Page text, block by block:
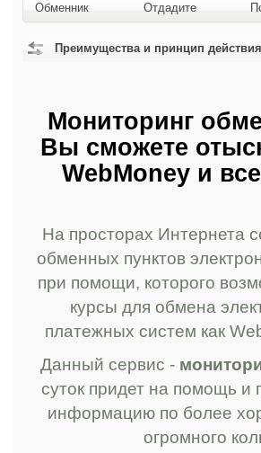
Обменник Отдадите
Преимущества и принцип
Мониторинг
Вы сможете
WebMoney и
На просторах Интернета
обменных пунктов
при помощи, которого
курсы для обмена
платежных систем как
Данный сервис -
суток придет на помощь
информацию по более
огромного